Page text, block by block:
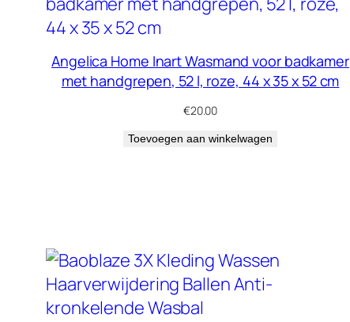
Angelica Home Inart Wasmand voor badkamer
met handgrepen, 52 l, roze, 44 x 35 x 52 cm
€20.00
Toevoegen aan winkelwagen